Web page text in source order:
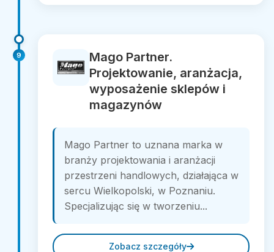
9
Mago Partner.
Projektowanie, aranżacja,
wyposażenie sklepów i
magazynów
Mago Partner to uznana marka w
branży projektowania i aranżacji
przestrzeni handlowych, działająca w
sercu Wielkopolski, w Poznaniu.
Specjalizując się w tworzeniu...
Zobacz szczegóły